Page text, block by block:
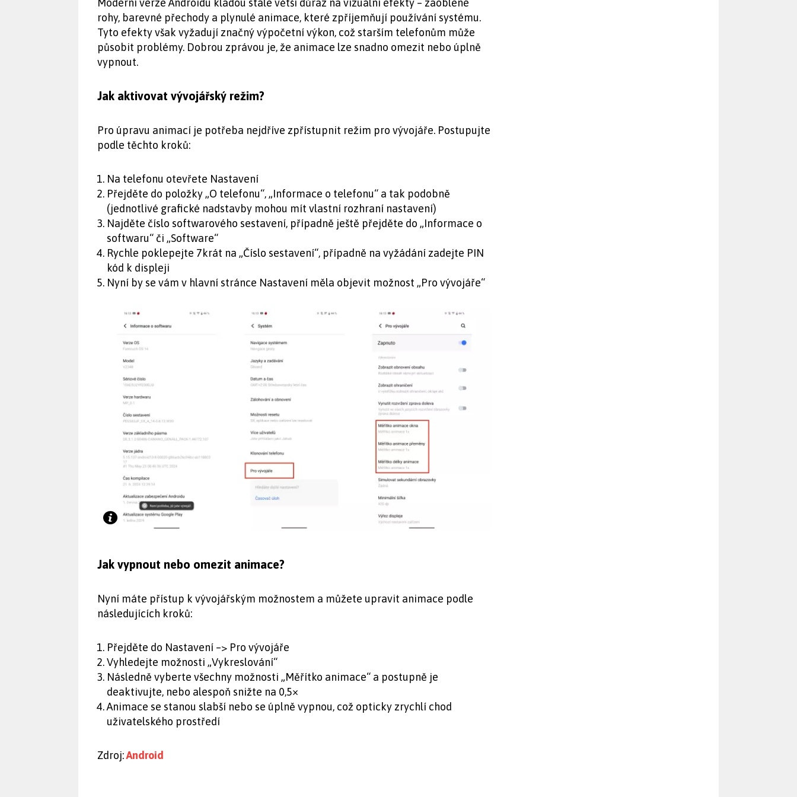
Moderní verze Androidu kladou stále větší důraz na vizuální efekty – zaoblené
rohy, barevné přechody a plynulé animace, které zpříjemňují používání systému.
Tyto efekty však vyžadují značný výpočetní výkon, což starším telefonům může
působit problémy. Dobrou zprávou je, že animace lze snadno omezit nebo úplně
vypnout.
Jak aktivovat vývojářský režim?
Pro úpravu animací je potřeba nejdříve zpřístupnit režim pro vývojáře. Postupujte
podle těchto kroků:
Na telefonu otevřete Nastavení
Přejděte do položky „O telefonu“, „Informace o telefonu“ a tak podobně
(jednotlivé grafické nadstavby mohou mít vlastní rozhraní nastavení)
Najděte číslo softwarového sestavení, případně ještě přejděte do „Informace o
softwaru“ či „Software“
Rychle poklepejte 7krát na „Číslo sestavení“, případně na vyžádání zadejte PIN
kód k displeji
Nyní by se vám v hlavní stránce Nastavení měla objevit možnost „Pro vývojáře“
Jak vypnout nebo omezit animace?
Nyní máte přístup k vývojářským možnostem a můžete upravit animace podle
následujících kroků:
Přejděte do Nastavení –> Pro vývojáře
Vyhledejte možnosti „Vykreslování“
Následně vyberte všechny možnosti „Měřítko animace“ a postupně je
deaktivujte, nebo alespoň snižte na 0,5×
Animace se stanou slabší nebo se úplně vypnou, což opticky zrychlí chod
uživatelského prostředí
Zdroj:Android